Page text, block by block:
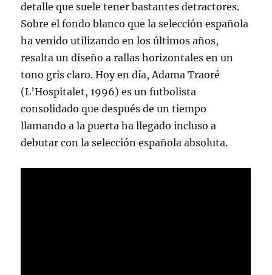
detalle que suele tener bastantes detractores.
Sobre el fondo blanco que la selección española
ha venido utilizando en los últimos años,
resalta un diseño a rallas horizontales en un
tono gris claro. Hoy en día, Adama Traoré
(L’Hospitalet, 1996) es un futbolista
consolidado que después de un tiempo
llamando a la puerta ha llegado incluso a
debutar con la selección española absoluta.